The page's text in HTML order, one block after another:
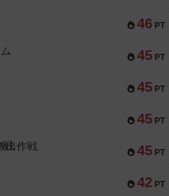
46 PT
45 PT
45 PT
45 PT
45 PT
出作戦
42 PT